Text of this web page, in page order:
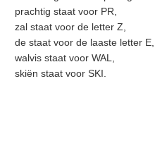
prachtig staat voor PR,
zal staat voor de letter Z,
de staat voor de laaste letter E,
walvis staat voor WAL,
skiën staat voor SKI.